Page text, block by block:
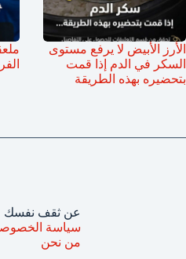
الأرز الأبيض لا يرفع مستوى
السكر في الدم إذا قمت
بتحضيره بهذه الطريقة
عن ثقف نفسك
سياسة
من نحن